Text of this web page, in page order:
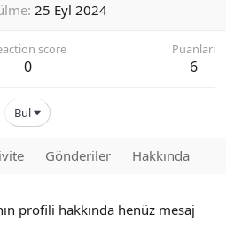
25 Eyl 2024
score
0
Puanları
6
Bul
Gönderiler Hakkında
profili hakkında henüz mesaj